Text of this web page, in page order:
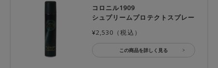
コロニル1909
シュプリームプロテクトスプレー
¥2,530（税込）
この商品を詳しく見る